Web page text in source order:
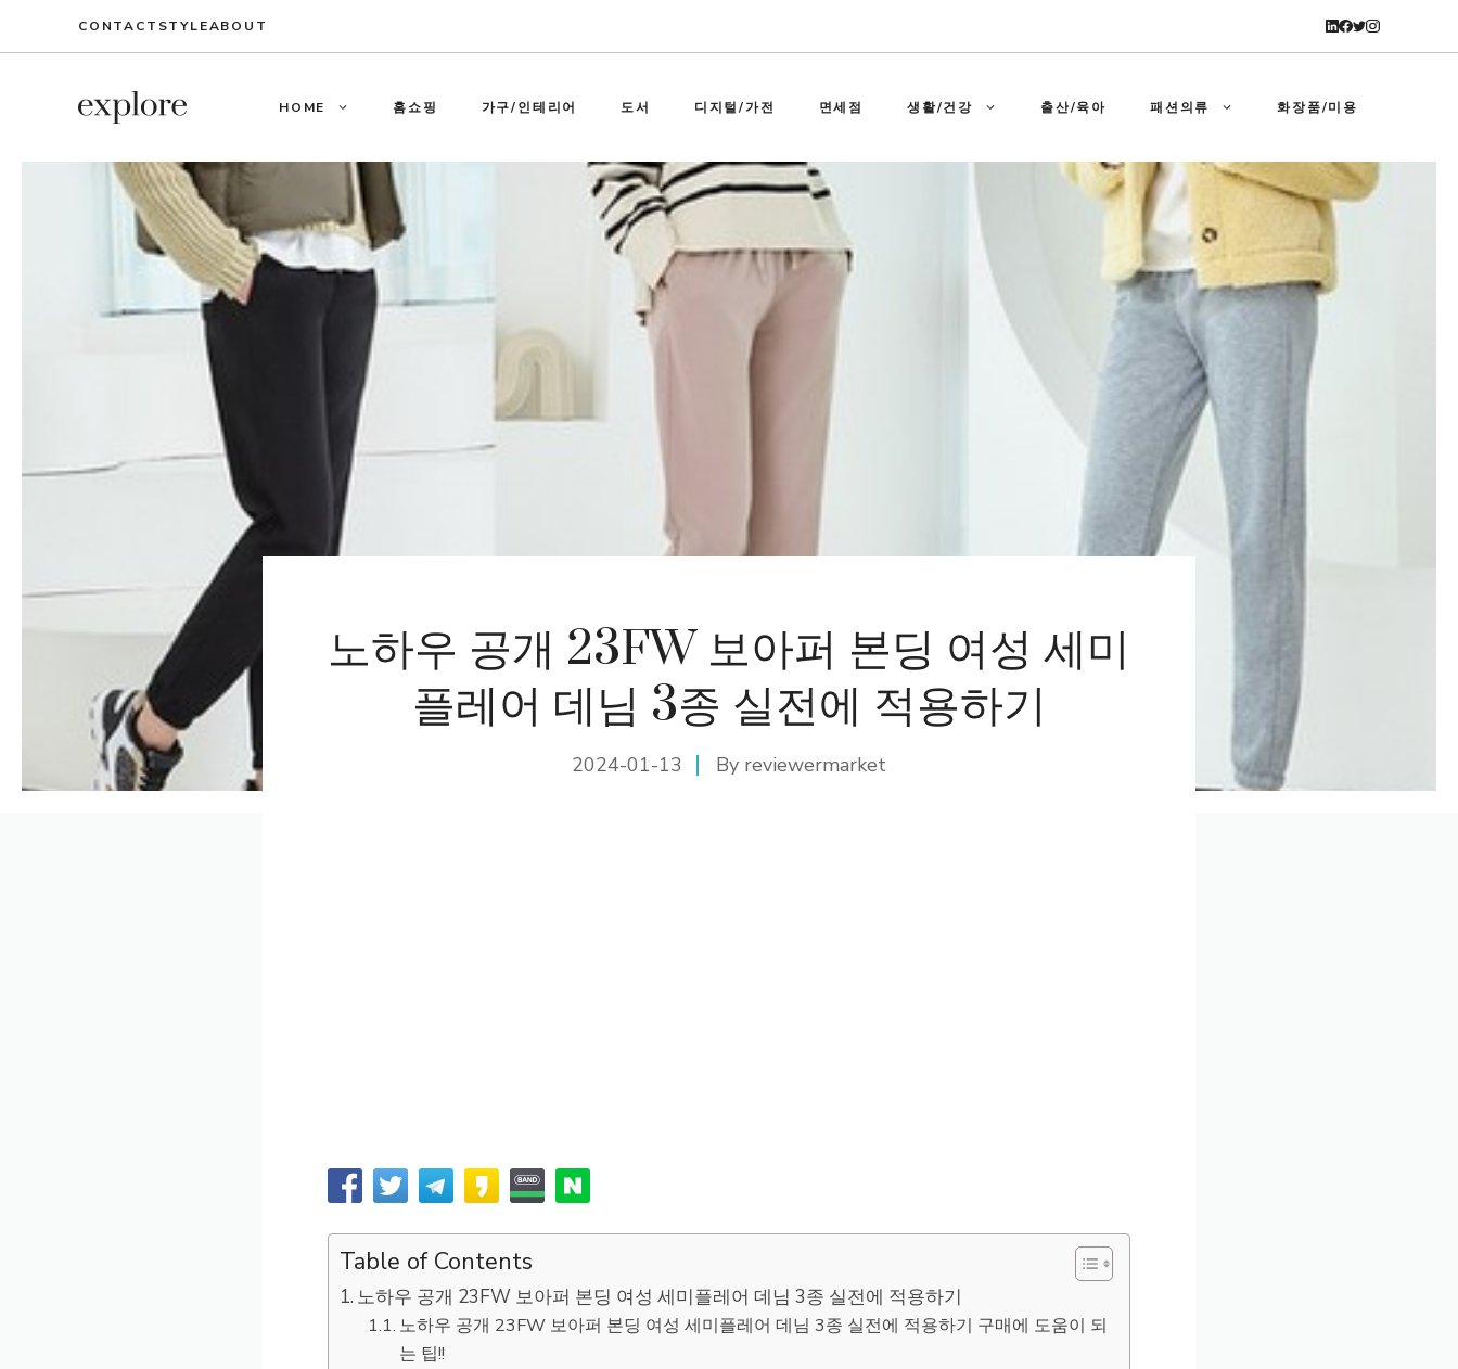
CONTACT STYLEABOUT
HOME 홈쇼핑 가구/인테리어 도서 디지털/가전 면세점 생활/건강 출산/육아 패션의류 화장품/미용
노하우 공개 23FW 보아퍼 본딩 여성 세미
플레어 데님 3종 실전에 적용하기
2024-01-13 By reviewermarket
Table of Contents
노하우 공개 23FW 보아퍼 본딩 여성 세미플레어 데님 3종 실전에 적용하기
노하우 공개 23FW 보아퍼 본딩 여성 세미플레어 데님 3종 실전에 적용하기 구매에 도움이 되
는 팁!!